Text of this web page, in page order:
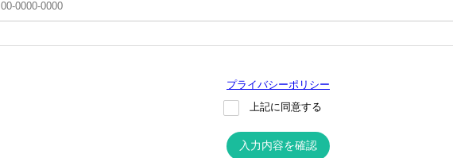
プライバシーポリシー
上記に同意する
入力内容を確認